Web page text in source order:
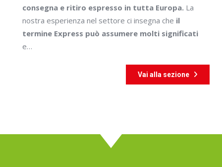
consegna e ritiro espresso in tutta Europa. La
nostra esperienza nel settore ci insegna che il
termine Express può assumere molti significati
e…
Vai alla sezione